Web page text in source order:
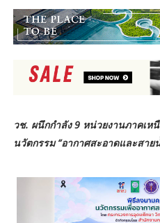
วช. ผนึกกำลัง 9 หน่วยงานภาคเห
นวัตกรรม “อากาศสะอาดและสา